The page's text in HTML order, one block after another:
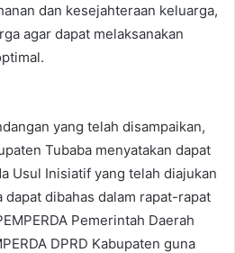
dan kesejahteraan keluarga,
agar dapat melaksanakan
yang telah disampaikan,
Tubaba menyatakan dapat
Usul Inisiatif yang telah diajukan
dapat dibahas dalam rapat-rapat
Pemerintah Daerah
DPRD Kabupaten guna